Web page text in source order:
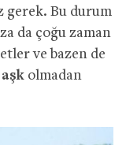
gerek. Bu durum
da çoğu zaman
ve bazen de
aşk olmadan